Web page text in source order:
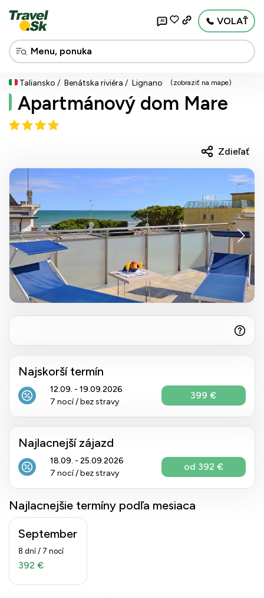
AI VOLAŤ
Taliansko Benátska riviéra Lignano (zobraziť na mape)
Apartmánový dom Mare
Zdieľať
Najskorší termín
12.09. - 19.09.2026
7 nocí / bez stravy
399 €
Najlacnejší zájazd
18.09. - 25.09.2026
7 nocí / bez stravy
od 392 €
Najlacnejšie termíny podľa mesiaca
September
8 dní / 7 nocí
392 €